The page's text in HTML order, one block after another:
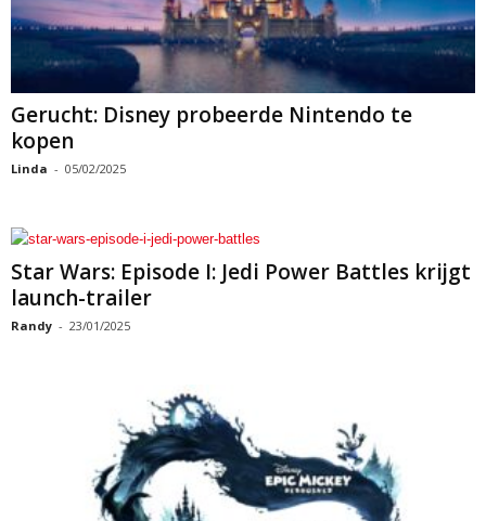
Gerucht: Disney probeerde Nintendo te
kopen
Linda - 05/02/2025
Star Wars: Episode I: Jedi Power Battles krijgt
launch-trailer
Randy - 23/01/2025